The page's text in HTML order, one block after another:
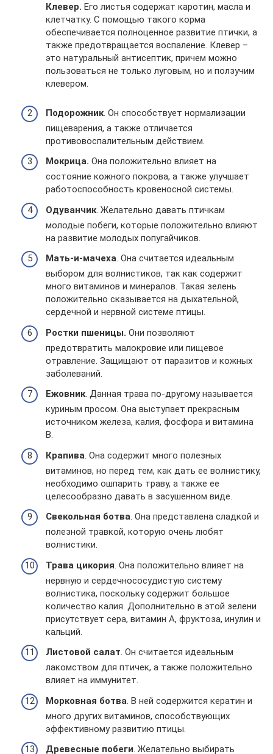
Клевер. Его листья содержат каротин, масла и
клетчатку. С помощью такого корма
обеспечивается полноценное развитие птички, а
также предотвращается воспаление. Клевер –
это натуральный антисептик, причем можно
пользоваться не только луговым, но и ползучим
клевером.
Подорожник . Он способствует нормализации
пищеварения, а также отличается
противовоспалительным действием.
Мокрица. Она положительно влияет на
состояние кожного покрова, а также улучшает
работоспособность кровеносной системы.
Одуванчик . Желательно давать птичкам
молодые побеги, которые положительно влияют
на развитие молодых попугайчиков.
Мать-и-мачеха. Она считается идеальным
выбором для волнистиков, так как содержит
много витаминов и минералов. Такая зелень
положительно сказывается на дыхательной,
сердечной и нервной системе птицы.
Ростки пшеницы. Они позволяют
предотвратить малокровие или пищевое
отравление. Защищают от паразитов и кожных
заболеваний.
Ежовник. Данная трава по-другому называется
куриным просом. Она выступает прекрасным
источником железа, калия, фосфора и витамина
В.
Крапива . Она содержит много полезных
витаминов, но перед тем, как дать ее волнистику,
необходимо ошпарить траву, а также ее
целесообразно давать в засушенном виде.
Свекольная ботва. Она представлена сладкой и
полезной травкой, которую очень любят
волнистики.
Трава цикория . Она положительно влияет на
нервную и сердечнососудистую систему
волнистика, поскольку содержит большое
количество калия. Дополнительно в этой зелени
присутствует сера, витамин А, фруктоза, инулин и
кальций.
Листовой салат. Он считается идеальным
лакомством для птичек, а также положительно
влияет на иммунитет.
Морковная ботва . В ней содержится кератин и
много других витаминов, способствующих
эффективному развитию птицы.
Древесные побеги. Желательно выбирать